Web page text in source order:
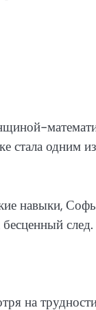
стала одним из
навыки,
след.
на